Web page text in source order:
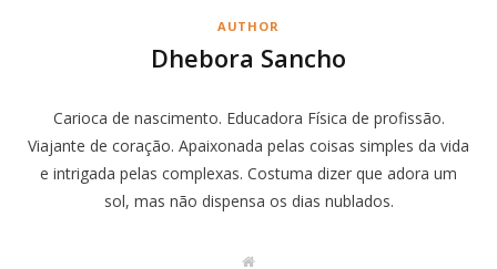
AUTHOR
Dhebora Sancho
Carioca de nascimento. Educadora Física de profissão.
Viajante de coração. Apaixonada pelas coisas simples da vida
e intrigada pelas complexas. Costuma dizer que adora um
sol, mas não dispensa os dias nublados.
W